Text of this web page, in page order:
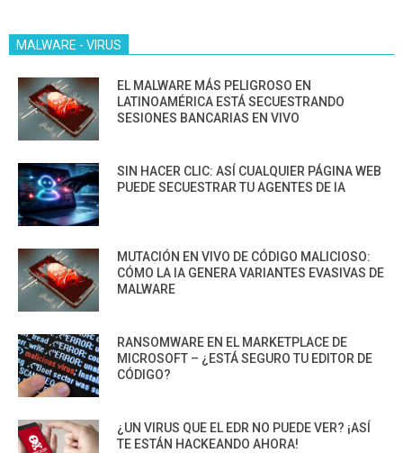
MALWARE - VIRUS
EL MALWARE MÁS PELIGROSO EN
LATINOAMÉRICA ESTÁ SECUESTRANDO
SESIONES BANCARIAS EN VIVO
SIN HACER CLIC: ASÍ CUALQUIER PÁGINA WEB
PUEDE SECUESTRAR TU AGENTES DE IA
MUTACIÓN EN VIVO DE CÓDIGO MALICIOSO:
CÓMO LA IA GENERA VARIANTES EVASIVAS DE
MALWARE
RANSOMWARE EN EL MARKETPLACE DE
MICROSOFT – ¿ESTÁ SEGURO TU EDITOR DE
CÓDIGO?
¿UN VIRUS QUE EL EDR NO PUEDE VER? ¡ASÍ
TE ESTÁN HACKEANDO AHORA!